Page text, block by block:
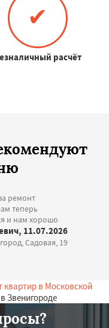
✔
расчёт
ремонт
теперь
и нам хорошо
11.07.2026
Садовая, 19
квартир в Московской
Звенигороде